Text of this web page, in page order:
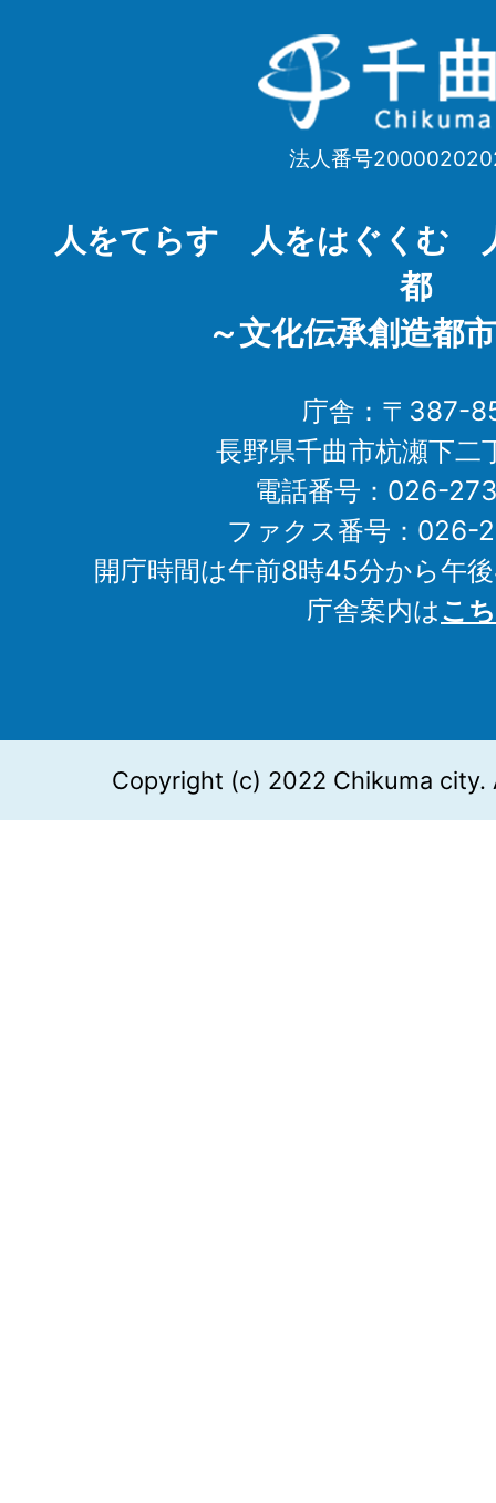
千
曲
Chikuma
法人番号
人をてらす 人をはぐくむ
都
～文化伝承創造都
庁舎：〒387-
長野県千曲市杭瀬下二
電話番号：026-
ファクス番号：026-
開庁時間は午前8時45分から午
庁舎案内はこ
Copyright (c) 2022 Chikuma city.